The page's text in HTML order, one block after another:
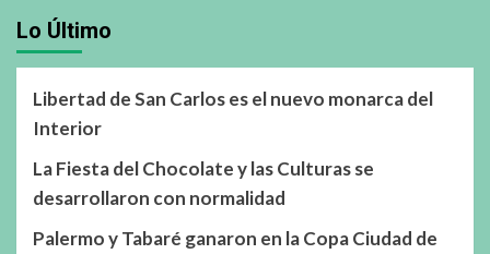
Lo Último
Libertad de San Carlos es el nuevo monarca del
Interior
La Fiesta del Chocolate y las Culturas se
desarrollaron con normalidad
Palermo y Tabaré ganaron en la Copa Ciudad de